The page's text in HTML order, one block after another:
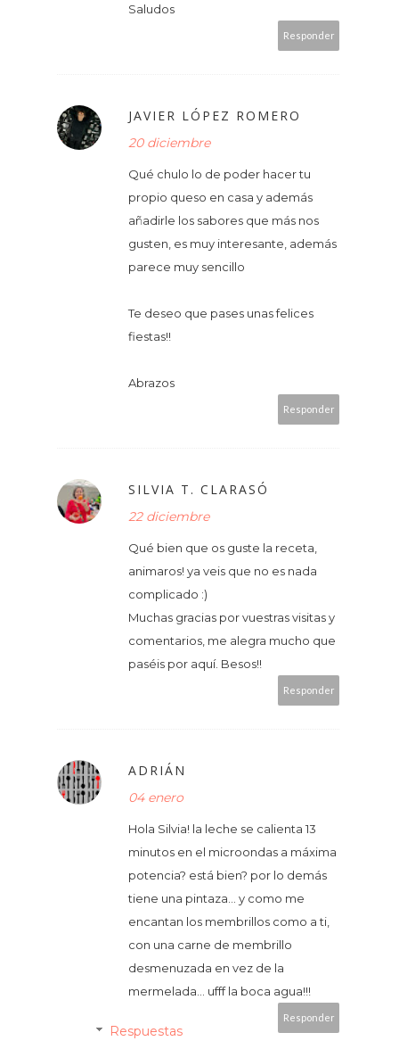
Saludos
Responder
JAVIER LÓPEZ ROMERO
20 diciembre
Qué chulo lo de poder hacer tu
propio queso en casa y además
añadirle los sabores que más nos
gusten, es muy interesante, además
parece muy sencillo
Te deseo que pases unas felices
fiestas!!
Abrazos
Responder
SILVIA T. CLARASÓ
22 diciembre
Qué bien que os guste la receta,
animaros! ya veis que no es nada
complicado :)
Muchas gracias por vuestras visitas y
comentarios, me alegra mucho que
paséis por aquí. Besos!!
Responder
ADRIÁN
04 enero
Hola Silvia! la leche se calienta 13
minutos en el microondas a máxima
potencia? está bien? por lo demás
tiene una pintaza... y como me
encantan los membrillos como a ti,
con una carne de membrillo
desmenuzada en vez de la
mermelada... ufff la boca agua!!!
Responder
Respuestas